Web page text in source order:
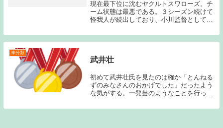
現在最下位に沈むヤクルトスワローズ。チ
ーム状態は最悪である。３シーズン続けて
怪我人が続出しており、小川監督としても
グを読んでくれている人なら分かると思う
のだが、私は小川監督の采配は正直好きで
未分類
武井壮
初めて武井壮氏を見たのは確か「とんねる
ずのみなさんのおかげでした」だったよう
な気がする。一発芸のようなことを行って
記憶している。その後「百獣の王」を目指